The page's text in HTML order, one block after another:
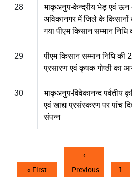
28
भाकृअनुप-केन्द्रीय भेड़ एवं
अविकानगर में जिले के किसानों
गया पीएम किसान सम्मान
29
पीएम किसान सम्मान निधि की
प्रसारण एवं कृषक गोष्ठी का
30
भाकृअनुप-विवेकानन्‍द
एवं खाद्य प्रसंस्करण पर पांच
संपन्न
Pagination
First
« First
Previous
page
‹
Previous
पृष्ठ
1